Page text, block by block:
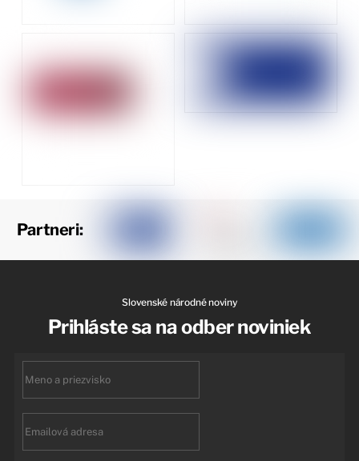
Partneri:
Slovenské národné noviny
Prihláste sa na odber noviniek